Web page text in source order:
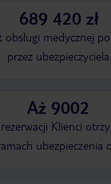
689 420 zł
obsługi medycznej
przez ubezpieczyciela
Aż 9002
Klienci
ubezpieczenia